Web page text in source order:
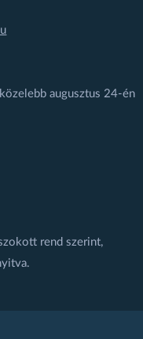
augusztus 24-én
rend szerint,